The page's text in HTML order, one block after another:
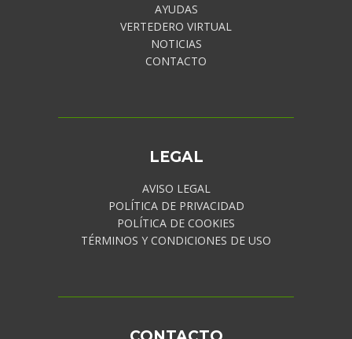
AYUDAS
VERTEDERO VIRTUAL
NOTICIAS
CONTACTO
LEGAL
AVISO LEGAL
POLÍTICA DE PRIVACIDAD
POLÍTICA DE COOKIES
TÉRMINOS Y CONDICIONES DE USO